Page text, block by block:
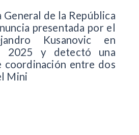
de la República
presentada por el
Kusanovic en
2025 y detectó una
coordinación entre dos
Mini